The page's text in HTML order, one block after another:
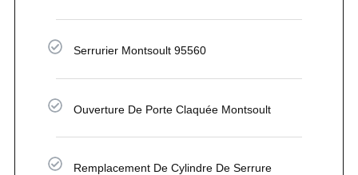
Serrurier Montsoult 95560
Ouverture De Porte Claquée Montsoult
Remplacement De Cylindre De Serrure